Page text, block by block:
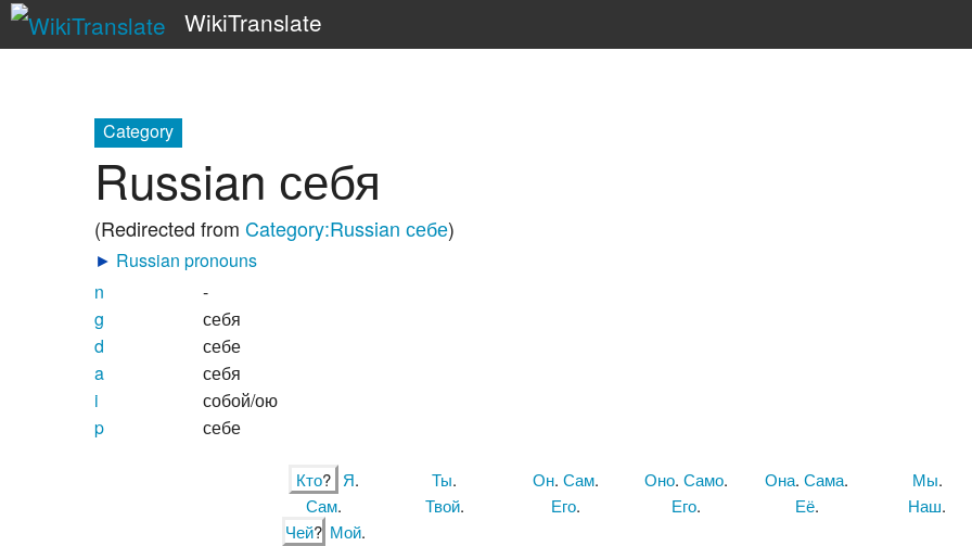
WikiTranslate
Category
Russian себя
(Redirected from Category:Russian себе)
► Russian pronouns
n
g
d
a
i
p
-
себя
себе
себя
собой/ою
себе
Кто? Я.
Сам.
Чей? Мой.
Ты.
Твой.
Он. Сам.
Его.
Оно. Само.
Его.
Она.Сама.
Её.
Мы.
Наш.